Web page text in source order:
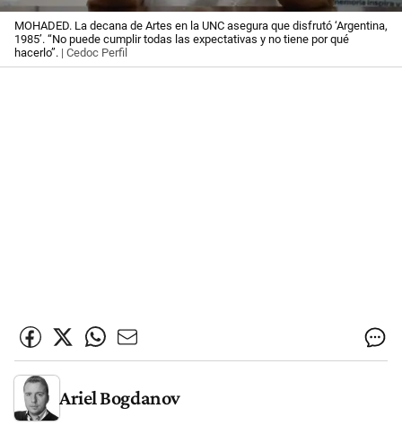
MOHADED. La decana de Artes en la UNC asegura que disfrutó ‘Argentina,
1985’. “No puede cumplir todas las expectativas y no tiene por qué
hacerlo”. | Cedoc Perfil
Ariel Bogdanov